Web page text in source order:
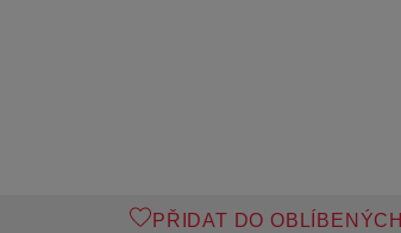
PŘIDAT DO OBLÍBENÝCH